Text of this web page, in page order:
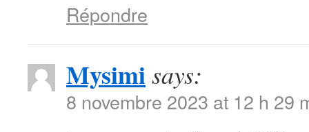
Répondre
Mysimisays:
8 novembre 2023 at 12 h 29